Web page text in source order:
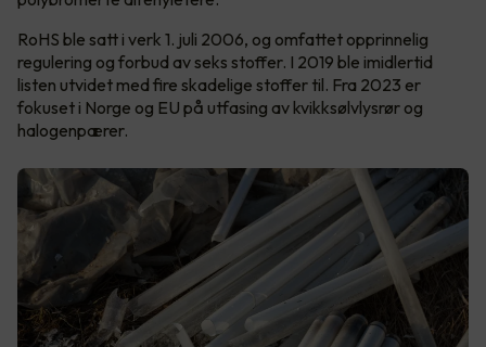
RoHS ble satt i verk 1. juli 2006, og omfattet opprinnelig
regulering og forbud av seks stoffer. I 2019 ble imidlertid
listen utvidet med fire skadelige stoffer til. Fra 2023 er
fokuset i Norge og EU på utfasing av kvikksølvlysrør og
halogenpærer.